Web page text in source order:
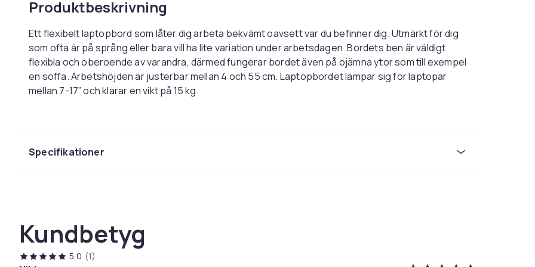
Produktbeskrivning
Ett flexibelt laptopbord som låter dig arbeta bekvämt oavsett var du befinner dig. Utmärkt för dig
som ofta är på språng eller bara vill ha lite variation under arbetsdagen. Bordets ben är väldigt
flexibla och oberoende av varandra, därmed fungerar bordet även på ojämna ytor som till exempel
en soffa. Arbetshöjden är justerbar mellan 4 och 55 cm. Laptopbordet lämpar sig för laptopar
mellan 7-17” och klarar en vikt på 15 kg.
- Justerbar höjd mellan 4 och 55 cm
- Lederna kan roteras 360°
Mått, förpackning: ca. 58 x 32 x 5.5 cm
Arbetshöjd: 4-55 cm
Specifikationer
Kundbetyg
5,0 (1)